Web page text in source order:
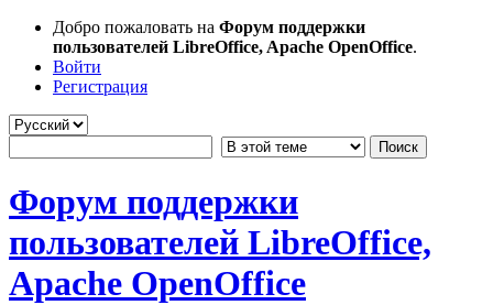
Добро пожаловать на Форум поддержки
пользователей LibreOffice, Apache OpenOffice.
Войти
Регистрация
Форум поддержки
пользователей LibreOffice,
Apache OpenOffice